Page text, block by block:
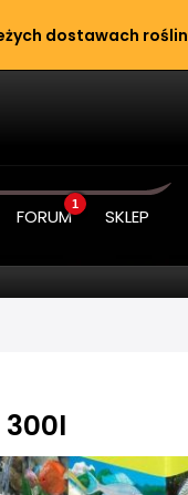
dostawach roślin
FORUM
1
SKLEP